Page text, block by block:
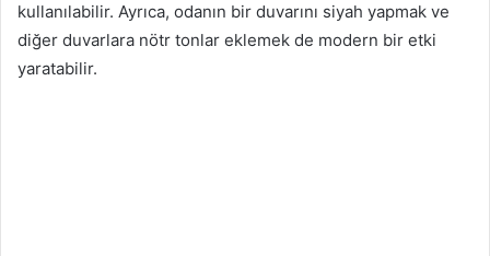
kullanılabilir. Ayrıca, odanın bir duvarını siyah yapmak ve
diğer duvarlara nötr tonlar eklemek de modern bir etki
yaratabilir.